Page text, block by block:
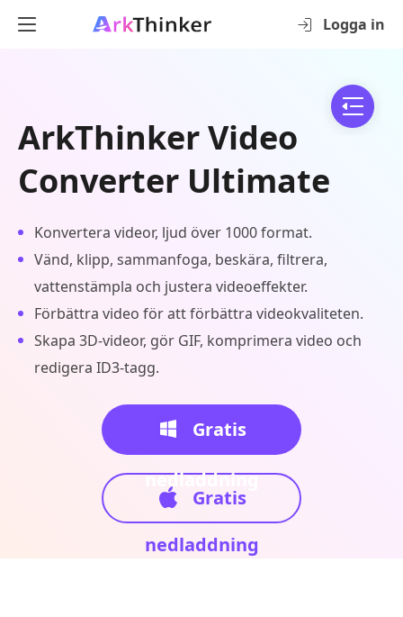
Logga in
ArkThinker Video
Converter Ultimate
Konvertera videor, ljud över 1000 format.
Vänd, klipp, sammanfoga, beskära, filtrera,
vattenstämpla och justera videoeffekter.
Förbättra video för att förbättra videokvaliteten.
Skapa 3D-videor, gör GIF, komprimera video och
redigera ID3-tagg.
Gratis
nedladdning
Gratis
nedladdning